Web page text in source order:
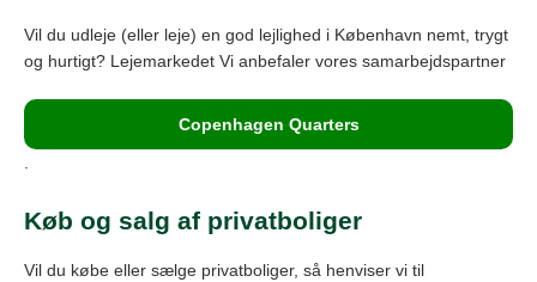
Vil du udleje (eller leje) en god lejlighed i København nemt, trygt
og hurtigt? Lejemarkedet Vi anbefaler vores samarbejdspartner
Copenhagen Quarters
Køb og salg af privatboliger
Vil du købe eller sælge privatboliger, så henviser vi til